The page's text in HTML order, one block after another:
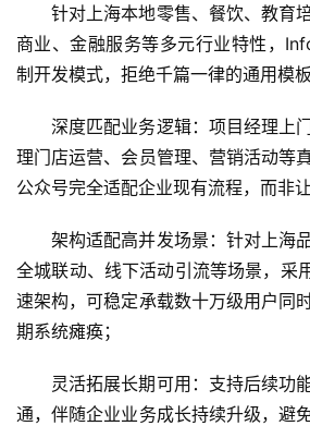
针对上海本地零售、餐饮、教育
商业、金融服务等多元行业特性，
制开发模式，拒绝千篇一律的通用模板
深度匹配业务逻辑：项目经理上
理门店运营、会员管理、营销活动等
公众号完全适配企业现有流程，而非
架构适配高并发场景：针对上海
全城联动、线下活动引流等场景，采
速架构，可稳定承载数十万级用户同
期系统瘫痪；
灵活拓展长期可用：支持后续功
通，伴随企业业务成长持续升级，避